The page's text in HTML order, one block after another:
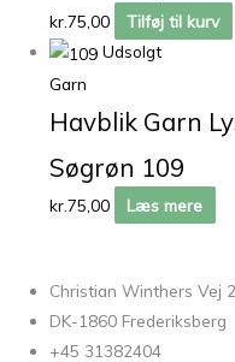
kr.75,00
Tilføj til kurv
Udsolgt
Garn
Havblik Garn
Søgrøn 109
kr.75,00 Læs mere
Christian Winthers Vej 2
DK-1860 Frederiksberg
+45 31382404